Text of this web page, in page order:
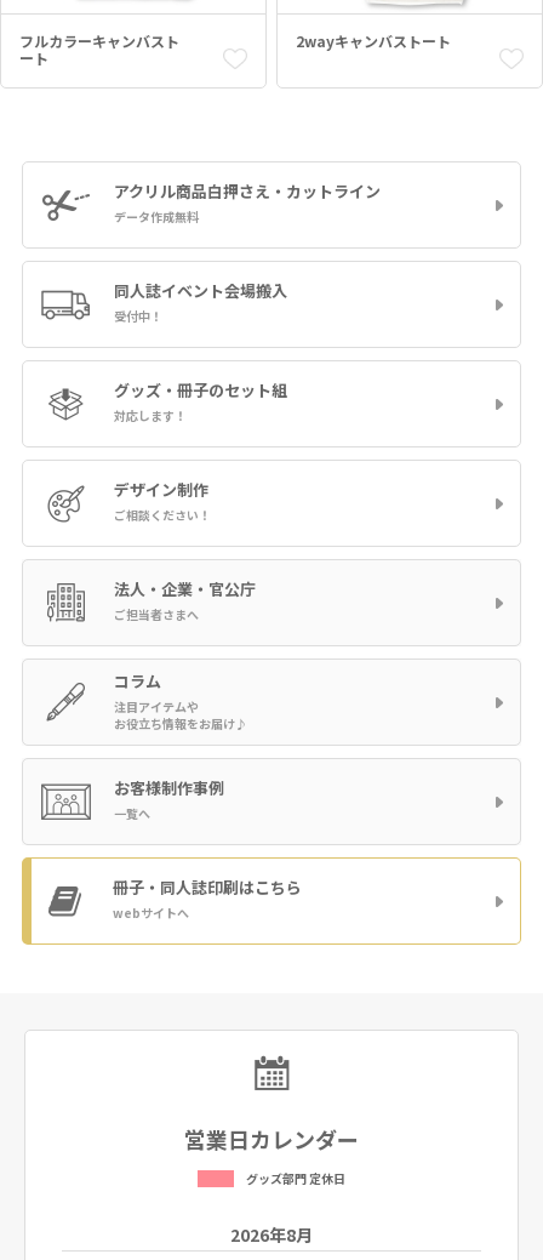
フルカラーキャンバスト
ート
2wayキャンバストート
アクリル商品白押さえ・カットライン
データ作成無料
同人誌イベント会場搬入
受付中！
グッズ・冊子のセット組
対応します！
デザイン制作
ご相談ください！
法人・企業・官公庁
ご担当者さまへ
コラム
注目アイテムや
お役立ち情報をお届け♪
お客様制作事例
一覧へ
冊子・同人誌印刷はこちら
webサイトへ
営業日カレンダー
グッズ部門 定休日
2026年8月